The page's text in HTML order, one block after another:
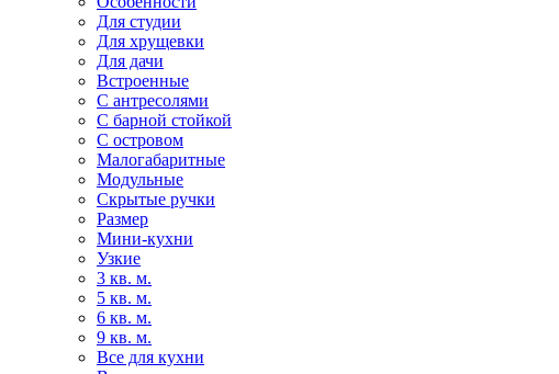
Для студии
Для хрущевки
Для дачи
Встроенные
С антресолями
С барной стойкой
С островом
Малогабаритные
Модульные
Скрытые ручки
Размер
Мини-кухни
Узкие
3 кв. м.
5 кв. м.
6 кв. м.
9 кв. м.
Все для кухни